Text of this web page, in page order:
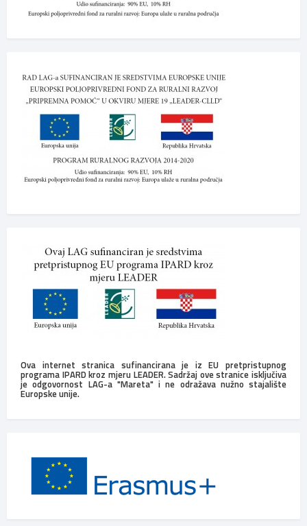
Ova internet stranica sufinancirana je iz EU pretpristupnog
programa IPARD kroz mjeru LEADER. Sadržaj ove stranice isključiva
je odgovornost LAG-a "Mareta" i ne odražava nužno stajalište
Europske unije.